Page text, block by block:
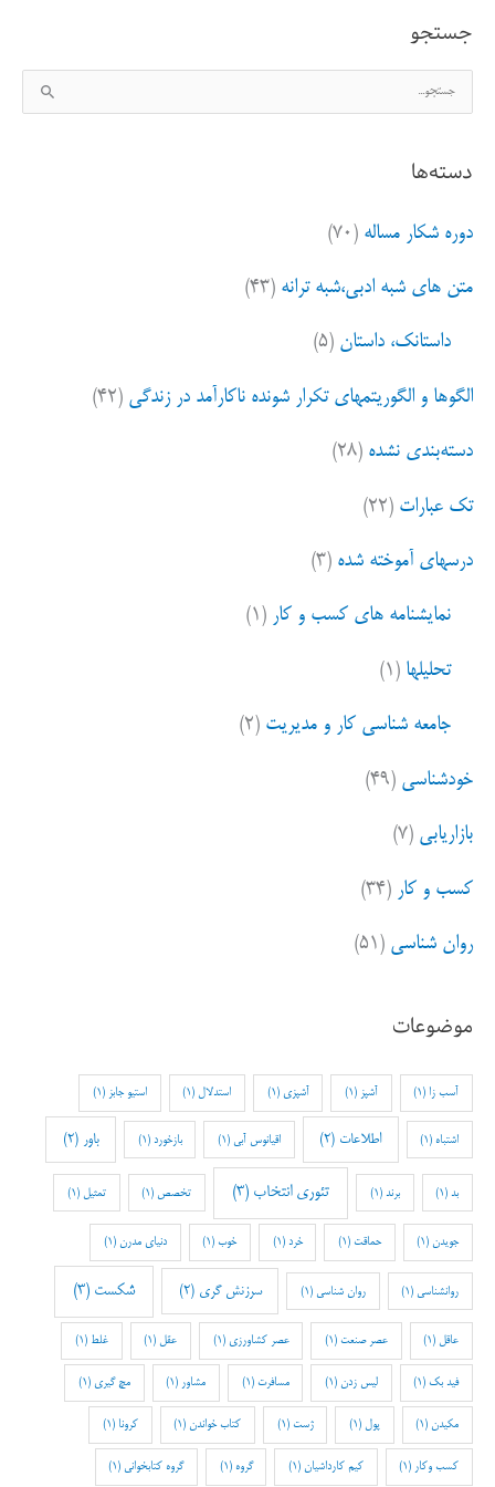
جستجو
س
ج
ب
ا
دسته‌ها
دوره شکار مساله (۷۰)
متن های شبه ادبی،شبه ترانه (۴۳)
داستانک، داستان (۵)
الگوها و الگوریتمهای تکرار شونده ناکارآمد در زندگی (۴۲)
دسته‌بندی نشده (۲۸)
تک عبارات (۲۲)
درسهای آموخته شده (۳)
نمایشنامه های کسب و کار (۱)
تحلیلها (۱)
جامعه شناسی کار و مدیریت (۲)
خودشناسی (۴۹)
بازاریابی (۷)
کسب و کار (۳۴)
روان شناسی (۵۱)
موضوعات
آسب زا (1) آشپز (1) آشپزی (1) استدلال (1) استیو جابز (1)
اشتباه (1) اطلاعات (2) اقیانوس آبی (1) بازخورد (1) باور (2)
بد(1) برند (1) تئوری انتخاب (3) تخصص (1) تمثیل (1)
جویدن (1) حماقت (1) خرد (1) خوب(1) دنیای مدرن (1)
روانشناسی (1) روان شناسی (1) سرزنش گری (2) شکست (3)
عاقل (1) عصر صنعت (1) عصر کشاورزی (1) عقل (1) غلط (1)
فید بک(1) لیس زدن (1) مسافرت (1) مشاور (1) مچ گیری (1)
مکیدن (1) پول (1) ژست (1) کتاب خواندن (1) کرونا (1)
کسب وکار (1) کیم کارداشیان (1) گروه (1) گروه کتابخوانی (1)